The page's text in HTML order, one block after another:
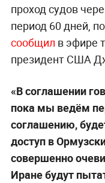
проход судов
период 60 дней,
сообщил в эфире
президент США
«В соглашении
пока мы ведём
соглашению,
доступ в
совершенно
Иране будут